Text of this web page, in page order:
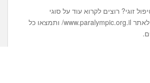
זוגי? רוצים לקרוא עוד על סוגי
מטפלים? תיכנסו לאתר www.paralympic.org.il/ ותמצאו כל